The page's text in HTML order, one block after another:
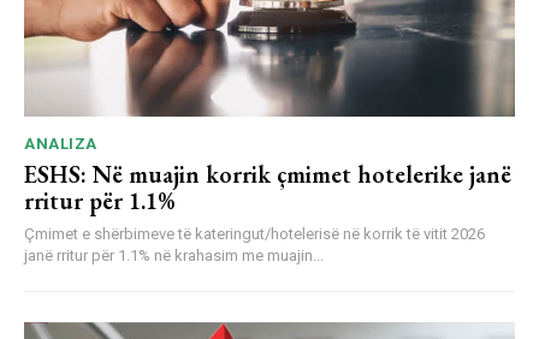
ANALIZA
ESHS: Në muajin korrik çmimet hotelerike janë
rritur për 1.1%
Çmimet e shërbimeve të kateringut/hotelerisë në korrik të vitit 2026
janë rritur për 1.1% në krahasim me muajin...